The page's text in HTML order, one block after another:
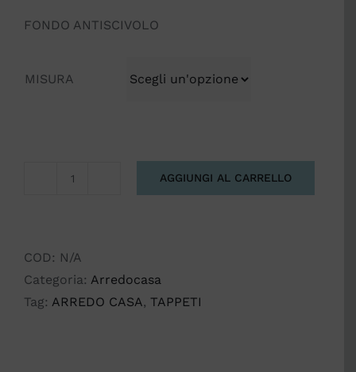
FONDO ANTISCIVOLO
MISURA
AGGIUNGI AL CARRELLO
COD: N/A
Categoria: Arredocasa
Tag: ARREDO CASA, TAPPETI